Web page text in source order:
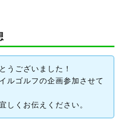
うございました！
ルゴルフの企画参加させて
しくお伝えください。